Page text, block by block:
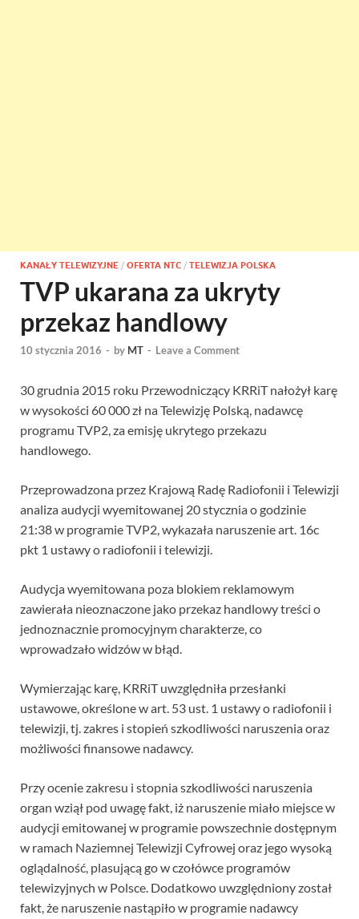
KANAŁY TELEWIZYJNE / OFERTA NTC / TELEWIZJA POLSKA
TVP ukarana za ukryty
przekaz handlowy
10 stycznia 2016 - by MT - Leave a Comment
30 grudnia 2015 roku Przewodniczący KRRiT nałożył karę
w wysokości 60 000 zł na Telewizję Polską, nadawcę
programu TVP2, za emisję ukrytego przekazu
handlowego.
Przeprowadzona przez Krajową Radę Radiofonii i Telewizji
analiza audycji wyemitowanej 20 stycznia o godzinie
21:38 w programie TVP2, wykazała naruszenie art. 16c
pkt 1 ustawy o radiofonii i telewizji.
Audycja wyemitowana poza blokiem reklamowym
zawierała nieoznaczone jako przekaz handlowy treści o
jednoznacznie promocyjnym charakterze, co
wprowadzało widzów w błąd.
Wymierzając karę, KRRiT uwzględniła przesłanki
ustawowe, określone w art. 53 ust. 1 ustawy o radiofonii i
telewizji, tj. zakres i stopień szkodliwości naruszenia oraz
możliwości finansowe nadawcy.
Przy ocenie zakresu i stopnia szkodliwości naruszenia
organ wziął pod uwagę fakt, iż naruszenie miało miejsce w
audycji emitowanej w programie powszechnie dostępnym
w ramach Naziemnej Telewizji Cyfrowej oraz jego wysoką
oglądalność, plasującą go w czołówce programów
telewizyjnych w Polsce. Dodatkowo uwzględniony został
fakt, że naruszenie nastąpiło w programie nadawcy